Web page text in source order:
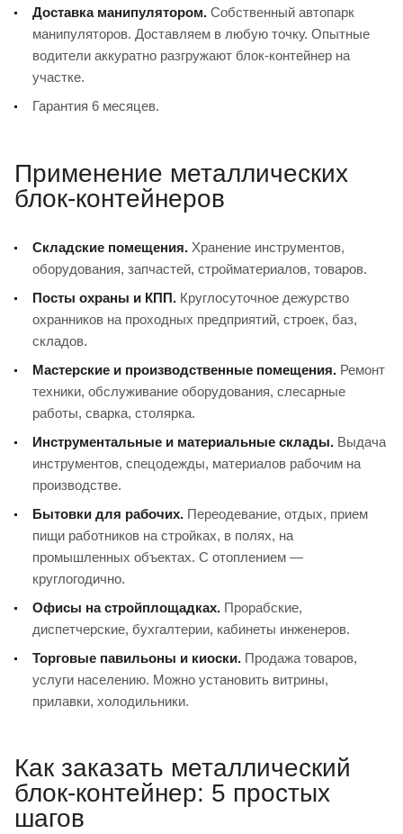
Доставка манипулятором. Собственный автопарк
манипуляторов. Доставляем в любую точку. Опытные
водители аккуратно разгружают блок-контейнер на
участке.
Гарантия 6 месяцев.
Применение металлических
блок-контейнеров
Складские помещения. Хранение инструментов,
оборудования, запчастей, стройматериалов, товаров.
Посты охраны и КПП. Круглосуточное дежурство
охранников на проходных предприятий, строек, баз,
складов.
Мастерские и производственные помещения. Ремонт
техники, обслуживание оборудования, слесарные
работы, сварка, столярка.
Инструментальные и материальные склады. Выдача
инструментов, спецодежды, материалов рабочим на
производстве.
Бытовки для рабочих. Переодевание, отдых, прием
пищи работников на стройках, в полях, на
промышленных объектах. С отоплением —
круглогодично.
Офисы на стройплощадках. Прорабские,
диспетчерские, бухгалтерии, кабинеты инженеров.
Торговые павильоны и киоски. Продажа товаров,
услуги населению. Можно установить витрины,
прилавки, холодильники.
Как заказать металлический
блок-контейнер: 5 простых
шагов